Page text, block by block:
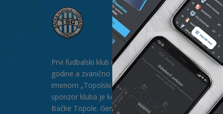
Prvi fudbalski klub u Bačkoj Topoli formiran je 1912.
godine a zvanično postoji od 1913. godine pod
imenom „Topolski Sportski Club" (TSC). Generalni
sponzor kluba je kompanija „SAT-TRAKT” DOO iz
Bačke Topole. Generalni direktor kluba je gospodin